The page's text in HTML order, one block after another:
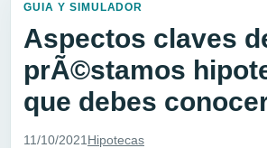
GUIA Y SIMULADOR
Aspectos claves
prÃ©stamos
que debes
11/10/2021 Hipotecas